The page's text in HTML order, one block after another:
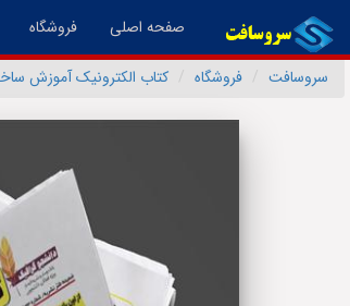
صفحه اصلی(فعال)فروشگاه
سروسافت فروشگاه کتاب الکترونیک آموزش